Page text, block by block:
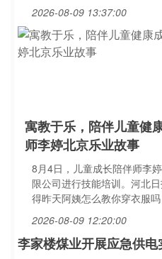
2026-08-09 13:37:00
寓教于乐，陪伴儿童
师李婷北京乐业故事
8月4日，儿童成长陪伴师李
限公司进行技能培训。河北
得昨天阿姨怎么教你穿衣服吗
2026-08-09 12:20:00
李家楼煤业开展应急供电